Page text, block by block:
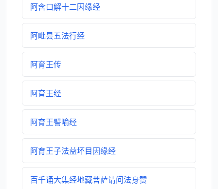
阿含口解十二因缘经
阿毗昙五法行经
阿育王传
阿育王经
阿育王譬喻经
阿育王子法益坏目因缘经
百千诵大集经地藏菩萨请问法身赞